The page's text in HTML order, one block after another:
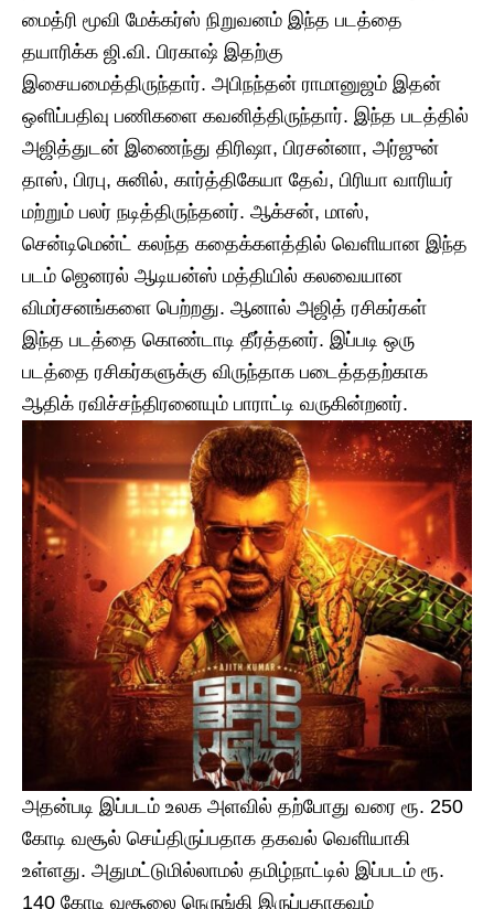
மைத்ரி மூவி மேக்கர்ஸ் நிறுவனம் இந்த படத்தை
தயாரிக்க ஜி.வி. பிரகாஷ் இதற்கு
இசையமைத்திருந்தார். அபிநந்தன் ராமானுஜம் இதன்
ஒளிப்பதிவு பணிகளை கவனித்திருந்தார். இந்த படத்தில்
அஜித்துடன் இணைந்து திரிஷா, பிரசன்னா, அர்ஜுன்
தாஸ், பிரபு, சுனில், கார்த்திகேயா தேவ், பிரியா வாரியர்
மற்றும் பலர் நடித்திருந்தனர். ஆக்சன், மாஸ்,
சென்டிமென்ட் கலந்த கதைக்களத்தில் வெளியான இந்த
படம் ஜெனரல் ஆடியன்ஸ் மத்தியில் கலவையான
விமர்சனங்களை பெற்றது. ஆனால் அஜித் ரசிகர்கள்
இந்த படத்தை கொண்டாடி தீர்த்தனர். இப்படி ஒரு
படத்தை ரசிகர்களுக்கு விருந்தாக படைத்ததற்காக
ஆதிக் ரவிச்சந்திரனையும் பாராட்டி வருகின்றனர்.
அதன்படி இப்படம் உலக அளவில் தற்போது வரை ரூ. 250
கோடி வசூல் செய்திருப்பதாக தகவல் வெளியாகி
உள்ளது. அதுமட்டுமில்லாமல் தமிழ்நாட்டில் இப்படம் ரூ.
140 கோடி வசூலை நெருங்கி இருப்பதாகவும்